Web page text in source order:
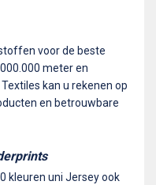
voor de beste
meter en
kan u rekenen op
en betrouwbare
kleuren uni Jersey ook